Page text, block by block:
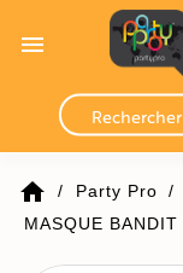

home Party Pro
MASQUE BANDIT